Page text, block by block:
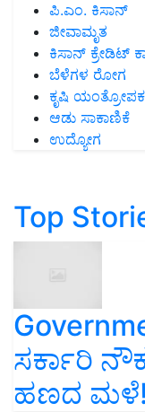
ಪಿ.ಎಂ. ಕಿಸಾನ್
ಜೀವಾಮೃತ
ಕಿಸಾನ್ ಕ್ರೇಡಿಟ್
ಬೆಳೆಗಳ ರೋಗ
ಕೃಷಿ
ಆಡು ಸಾಕಾಣಿಕೆ
ಉದ್ಯೋಗ
Top
ಸರ್ಕಾರಿ
ಹಣದ ಮಳೆ!